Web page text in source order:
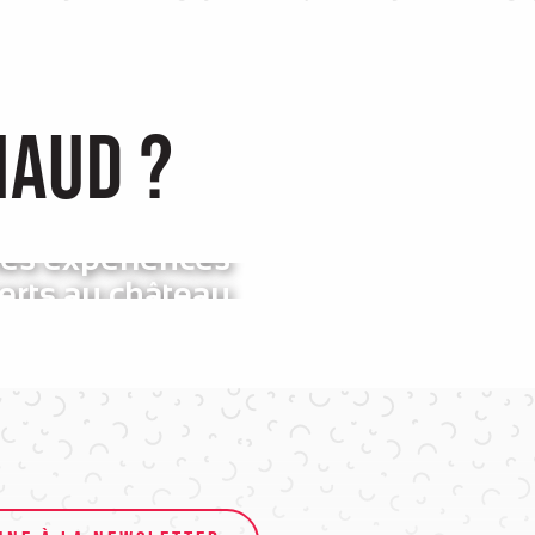
?
expériences
au château